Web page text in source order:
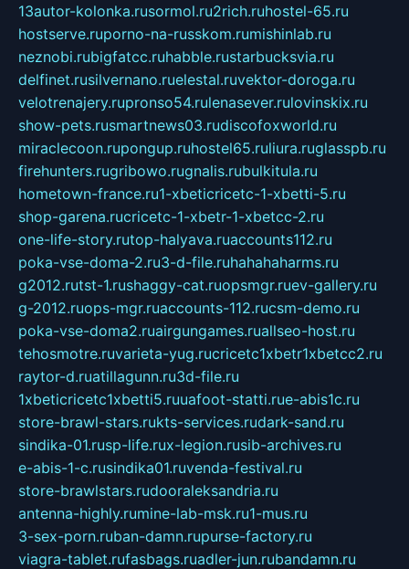
13autor-kolonka.rusormol.ru2rich.ruhostel-65.ru
hostserve.ruporno-na-russkom.rumishinlab.ru
neznobi.rubigfatcc.ruhabble.rustarbucksvia.ru
delfinet.rusilvernano.ruelestal.ruvektor-doroga.ru
velotrenajery.rupronso54.rulenasever.rulovinskix.ru
show-pets.rusmartnews03.rudiscofoxworld.ru
miraclecoon.rupongup.ruhostel65.ruliura.ruglasspb.ru
firehunters.rugribowo.rugnalis.rubulkitula.ru
hometown-france.ru1-xbeticricetc-1-xbetti-5.ru
shop-garena.rucricetc-1-xbetr-1-xbetcc-2.ru
one-life-story.rutop-halyava.ruaccounts112.ru
poka-vse-doma-2.ru3-d-file.ruhahahaharms.ru
g2012.rutst-1.rushaggy-cat.ruopsmgr.ruev-gallery.ru
g-2012.ruops-mgr.ruaccounts-112.rucsm-demo.ru
poka-vse-doma2.ruairgungames.ruallseo-host.ru
tehosmotre.ruvarieta-yug.rucricetc1xbetr1xbetcc2.ru
raytor-d.ruatillagunn.ru3d-file.ru
1xbeticricetc1xbetti5.ruuafoot-statti.rue-abis1c.ru
store-brawl-stars.rukts-services.rudark-sand.ru
sindika-01.rusp-life.rux-legion.rusib-archives.ru
e-abis-1-c.rusindika01.ruvenda-festival.ru
store-brawlstars.rudooraleksandria.ru
antenna-highly.rumine-lab-msk.ru1-mus.ru
3-sex-porn.ruban-damn.rupurse-factory.ru
viagra-tablet.rufasbags.ruadler-jun.rubandamn.ru